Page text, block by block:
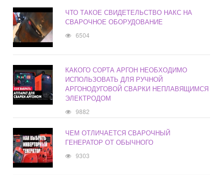
ЧТО ТАКОЕ СВИДЕТЕЛЬСТВО НАКС НА
СВАРОЧНОЕ ОБОРУДОВАНИЕ
6504
КАКОГО СОРТА АРГОН НЕОБХОДИМО
ИСПОЛЬЗОВАТЬ ДЛЯ РУЧНОЙ
АРГОНОДУГОВОЙ СВАРКИ НЕПЛАВЯЩИМСЯ
ЭЛЕКТРОДОМ
9882
ЧЕМ ОТЛИЧАЕТСЯ СВАРОЧНЫЙ
ГЕНЕРАТОР ОТ ОБЫЧНОГО
9303